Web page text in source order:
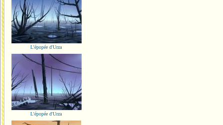
L'épopée d'Urza
L'épopée d'Urza